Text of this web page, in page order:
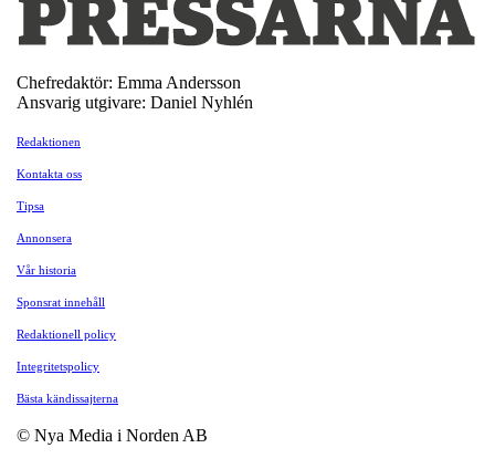
Chefredaktör: Emma Andersson
Ansvarig utgivare: Daniel Nyhlén
Redaktionen
Kontakta oss
Tipsa
Annonsera
Vår historia
Sponsrat innehåll
Redaktionell policy
Integritetspolicy
Bästa kändissajterna
© Nya Media i Norden AB